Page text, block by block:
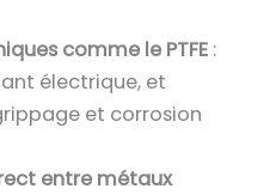
comme le PTFE:
électrique, et
et corrosion
entre métaux